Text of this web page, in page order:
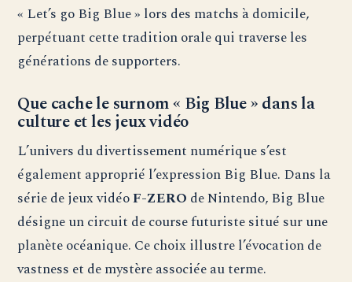
« Let’s go Big Blue » lors des matchs à domicile,
perpétuant cette tradition orale qui traverse les
générations de supporters.
Que cache le surnom « Big Blue » dans la
culture et les jeux vidéo
L’univers du divertissement numérique s’est
également approprié l’expression Big Blue. Dans la
série de jeux vidéoF-ZERO de Nintendo, Big Blue
désigne un circuit de course futuriste situé sur une
planète océanique. Ce choix illustre l’évocation de
vastness et de mystère associée au terme.